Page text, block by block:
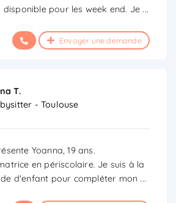
disponible pour les week end. Je...
Envoyer une demande
T.
- Toulouse
Yoanna, 19 ans.
en périscolaire. Je suis à la
d'enfant pour compléter mon...